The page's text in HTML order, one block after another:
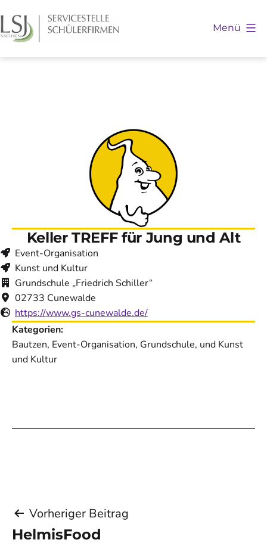
Inhalt
springen
Menü
Keller TREFF für Jung und Alt
Event-Organisation
Kunst und Kultur
Grundschule „Friedrich Schiller“
02733 Cunewalde
https://www.gs-cunewalde.de/
Kategorien:
Bautzen, Event-Organisation, Grundschule, und Kunst
und Kultur
Beitragsnavigation
Vorheriger Beitrag
HelmisFood